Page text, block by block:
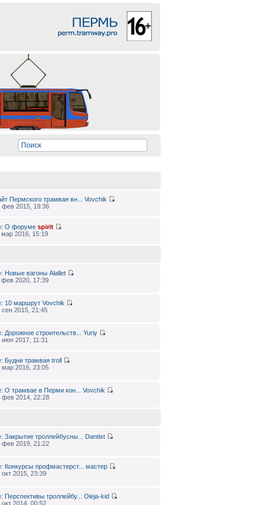
Пермского трамвая вн...
Vovchik
фев 2015, 19:36
О форуме spirit
мар 2016, 15:19
Новые вагоны Alallet
фев 2020, 17:39
10 маршрут Vovchik
сен 2015, 21:45
Дорожное строительств...
Yuriy
июн 2017, 11:31
Будни трамвая troll
мар 2016, 23:05
О трамвае в Перми кон...
Vovchik
фев 2014, 22:28
Закрытие троллейбусны...
Dantist
фев 2019, 21:22
Конкурсы профмастерст...
мастер
окт 2015, 23:39
Перспективы троллейбу...
Oleja-kid
окт 2014, 00:52